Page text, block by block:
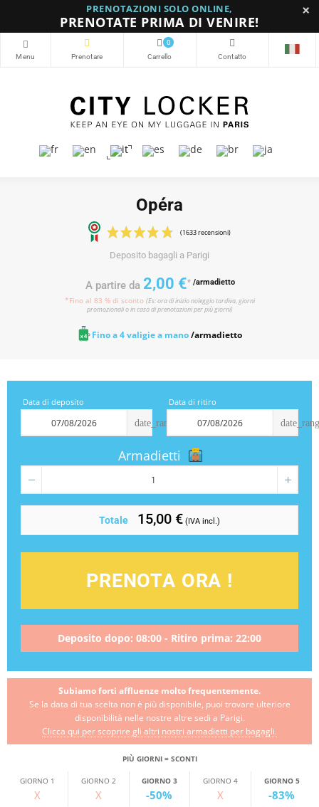
PRENOTAZIONI SOLO ONLINE,
PRENOTATE PRIMA DI VENIRE!
×
0
Opéra
Deposito bagagli a Parigi
A partire da 2,00 €* /armadietto
*Fino al 83 % di sconto (Es: ora di inizio noleggio tardiva, giorni
promozionali o in caso di prenotazioni per più giorni)
Fino a 4 valigie a mano/armadietto
Data di deposito
date_range
Data di ritiro
Armadietti
Totale 15,00 € (IVA incl.)
PRENOTA ORA !
Deposito dopo: 08:00 - Ritiro prima: 22:00
Subiamo forti affluenze molto frequentemente.
Se la data di tua scelta non è più disponibile, puoi trovare ulteriore
disponibilità nelle nostre altre sedi a Parigi.
Clicca qui per scoprire gli altri nostri armadietti per bagagli.
PIÙ GIORNI = SCONTI
GIORNO 1
X
GIORNO 2
X
GIORNO 3
-50%
GIORNO 4
X
GIORNO 5
-83%